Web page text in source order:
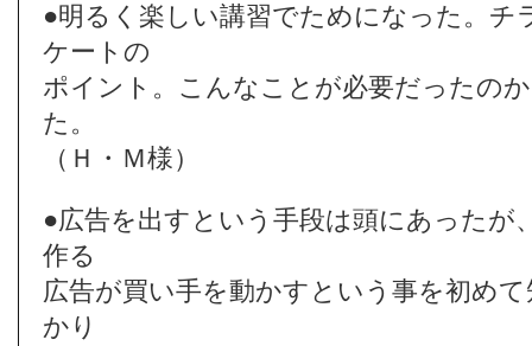
●明るく楽しい講習でためになった。チ
ケートの
ポイント。こんなことが必要だったの
た。
（Ｈ・Ｍ様）
●広告を出すという手段は頭にあったが
作る
広告が買い手を動かすという事を初め
かり